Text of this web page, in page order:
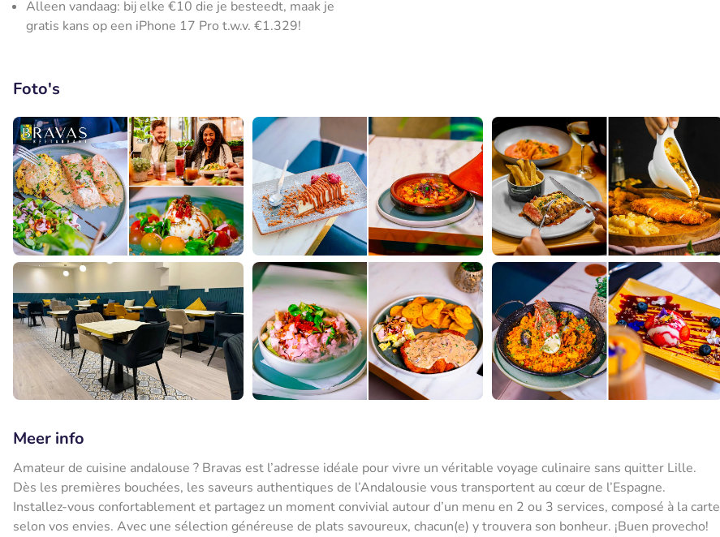
Alleen vandaag: bij elke €10 die je besteedt, maak je
gratis kans op een iPhone 17 Pro t.w.v. €1.329!
Foto's
Meer info
Amateur de cuisine andalouse ? Bravas est l’adresse idéale pour vivre un véritable voyage culinaire sans quitter Lille.
Dès les premières bouchées, les saveurs authentiques de l’Andalousie vous transportent au cœur de l’Espagne.
Installez-vous confortablement et partagez un moment convivial autour d’un menu en 2 ou 3 services, composé à la carte
selon vos envies. Avec une sélection généreuse de plats savoureux, chacun(e) y trouvera son bonheur. ¡Buen provecho!